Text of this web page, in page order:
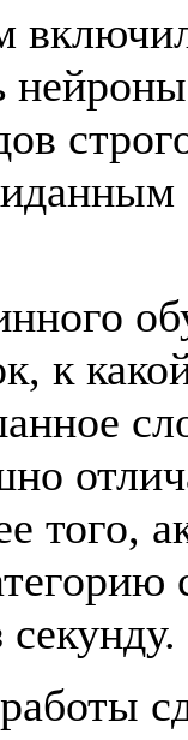
к
того,